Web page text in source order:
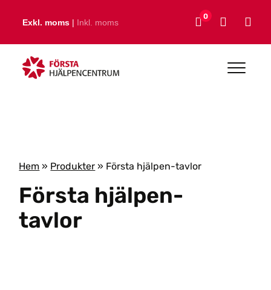
Exkl. moms | Inkl. moms
0
Hem » Produkter » Första hjälpen-tavlor
Första hjälpen-
tavlor